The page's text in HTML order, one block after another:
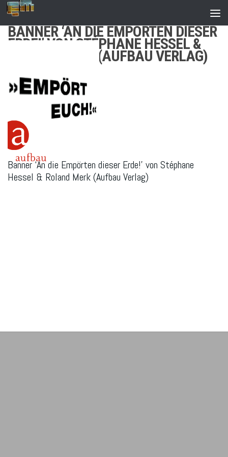
Zum Inhalt springen
BANNER ‘AN DIE EMPÖRTEN DIESER
ERDE!’ VON STÉPHANE HESSEL &
ROLAND MERK (AUFBAU VERLAG)
Banner ‘An die Empörten dieser Erde!’ von Stéphane
Hessel & Roland Merk (Aufbau Verlag)